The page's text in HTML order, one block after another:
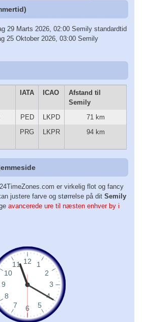
29 Marts 2026, 02:00 Semily standardtid
25 Oktober 2026, 03:00 Semily
IATA ICAO
Afstand til
Semily
PED LKPD
71 km
PRG LKPR 94 km
er virkelig flot og fancy
justere farve og størrelse på dit Semily
avancerede ure til næsten enhver by i